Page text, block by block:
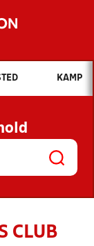
du søge efter?
NYHEDER
OG
KAMP
CLUB